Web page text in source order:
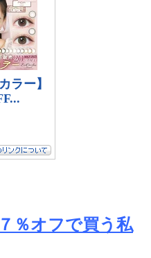
％オフで買う私